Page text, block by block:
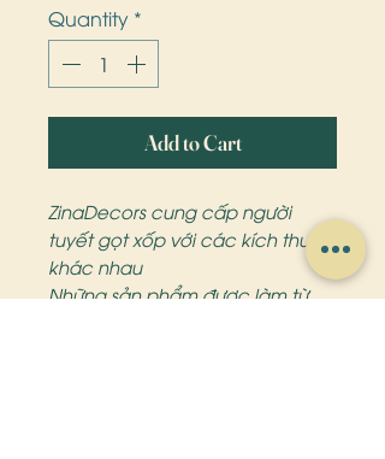
Quantity *
Add to Cart
ZinaDecors cung cấp người
tuyết gọt xốp với các kích thước
khác nhau
Những sản phẩm được làm từ